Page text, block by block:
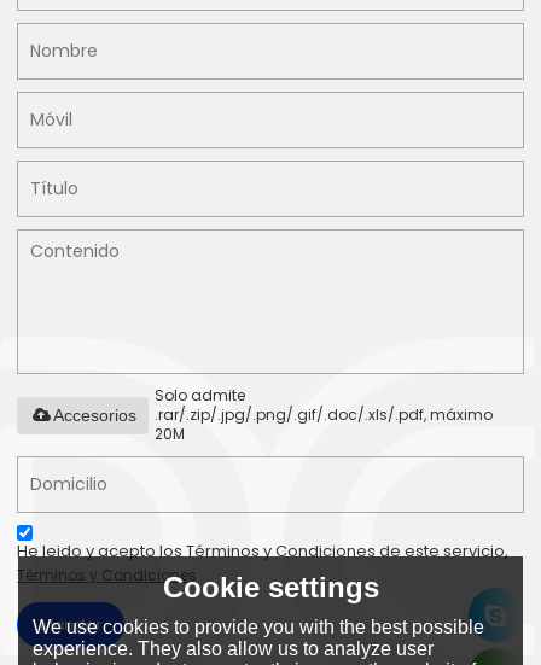
Solo admite
.rar/.zip/.jpg/.png/.gif/.doc/.xls/.pdf, máximo
20M
Accesorios
He leido y acepto los Términos y Condiciones de este servicio,
Términos y Condiciones
Mandar
Cookie settings
We use cookies to provide you with the best possible
experience. They also allow us to analyze user